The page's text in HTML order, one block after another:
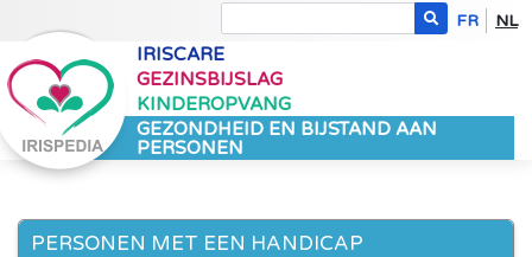
FR NL
IRISCARE
GEZINSBIJSLAG
KINDEROPVANG
GEZONDHEID EN BIJSTAND AAN
PERSONEN
PERSONEN MET EEN HANDICAP